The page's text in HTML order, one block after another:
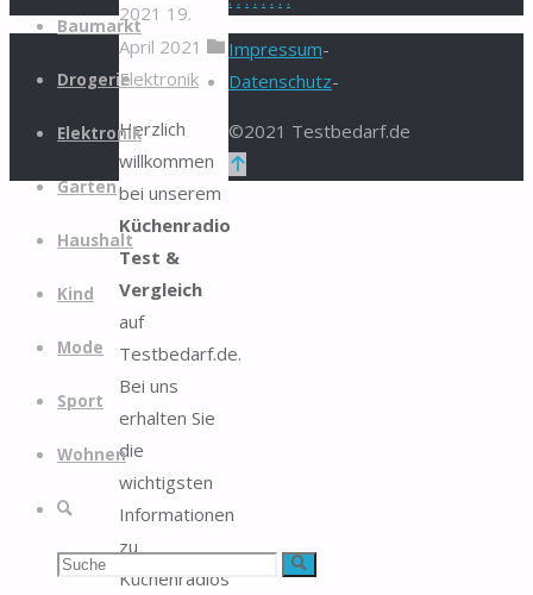
Zum
springen
Baumarkt
Drogerie
Elektronik
Garten
Haushalt
Kind
Mode
Sport
Wohnen
Suche
Suchen Suche
2021 19.
April 2021
Elektronik
Herzlich
willkommen
bei unserem
Küchenradio
Test &
Vergleich
auf
Testbedarf.de.
Bei uns
erhalten Sie
die
wichtigsten
Informationen
zu
Küchenradios
Impressum-
Datenschutz-
©2021 Testbedarf.de
Zurück
oben